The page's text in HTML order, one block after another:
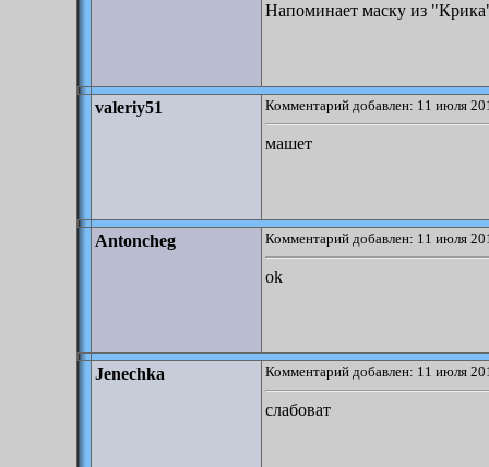
Напоминает маску из
valeriy51 Комментарий добавлен: 11 июля
машет
Antoncheg Комментарий добавлен: 11 июля
ok
Jenechka Комментарий добавлен: 11 июля
слабоват